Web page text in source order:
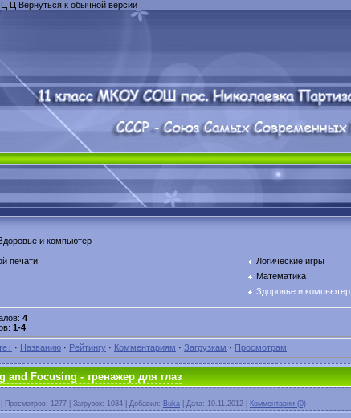
Ц Ц Вернуться к обычной версии
и компьютер
печати
Логические игры
Математика
Здоровье и компьютер
: 4
: 1-4
· Названию · Рейтингу · Комментариям · Загрузкам · Просмотрам
and Focusing - тренажер для глаз
Просмотров: 1277 Загрузок: 1034 Добавил: Buka Дата: 10.11.2012 Комментарии (0)